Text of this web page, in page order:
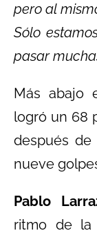
pero al
Sólo
pasar
Más abajo
logró un 68
después
nueve
Pablo
ritmo de la